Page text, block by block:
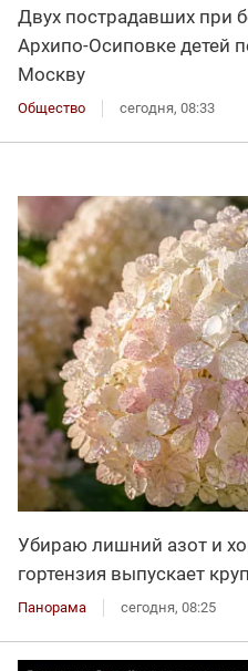
Двух пострадавших при
Архипо-Осиповке детей
Москву
Общество сегодня, 08:33
Убираю лишний азот и
гортензия выпускает
Панорама сегодня, 08:25